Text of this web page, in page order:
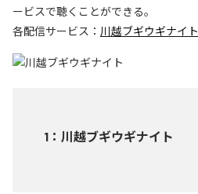
ービスで聴くことができる。
各配信サービス： 川越ブギウギナイト
1 ： 川越ブギウギナイト